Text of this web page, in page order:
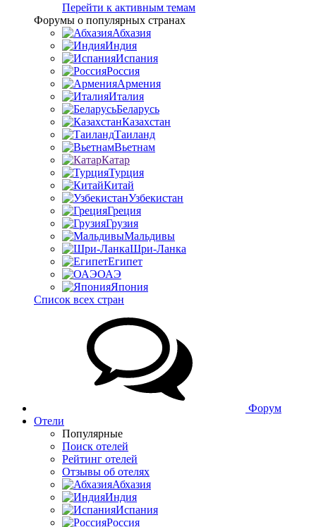
Перейти к активным темам
Форумы о популярных странах
Абхазия
Индия
Испания
Россия
Армения
Италия
Беларусь
Казахстан
Таиланд
Вьетнам
Катар
Турция
Китай
Узбекистан
Греция
Грузия
Мальдивы
Шри-Ланка
Египет
ОАЭ
Япония
Список всех стран
Форум
Отели
Популярные
Поиск отелей
Рейтинг отелей
Отзывы об отелях
Абхазия
Индия
Испания
Россия